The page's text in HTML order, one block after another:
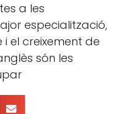
a les
especialització,
i el creixement de
són les